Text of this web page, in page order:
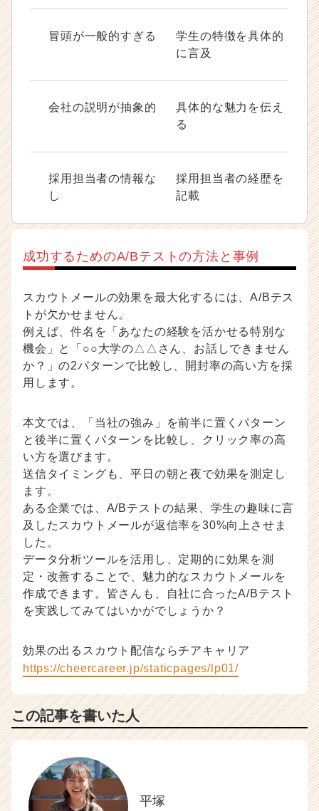
冒頭が一般的すぎる
学生の特徴を具体的
に言及
会社の説明が抽象的
具体的な魅力を伝え
る
採用担当者の情報な
し
採用担当者の経歴を
記載
成功するためのA/Bテストの方法と事例
スカウトメールの効果を最大化するには、A/Bテス
トが欠かせません。
例えば、件名を「あなたの経験を活かせる特別な
機会」と「○○大学の△△さん、お話しできません
か？」の2パターンで比較し、開封率の高い方を採
用します。
本文では、「当社の強み」を前半に置くパターン
と後半に置くパターンを比較し、クリック率の高
い方を選びます。
送信タイミングも、平日の朝と夜で効果を測定し
ます。
ある企業では、A/Bテストの結果、学生の趣味に言
及したスカウトメールが返信率を30%向上させま
した。
データ分析ツールを活用し、定期的に効果を測
定・改善することで、魅力的なスカウトメールを
作成できます。皆さんも、自社に合ったA/Bテスト
を実践してみてはいかがでしょうか？
効果の出るスカウト配信ならチアキャリア
https://cheercareer.jp/staticpages/lp01/
この記事を書いた人
平塚